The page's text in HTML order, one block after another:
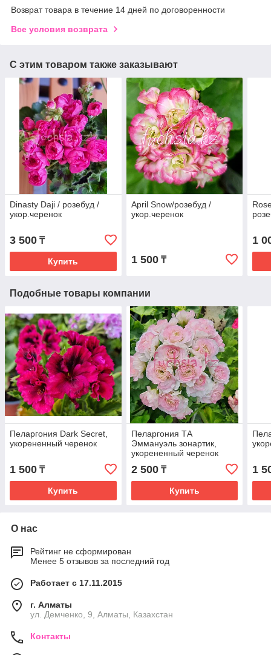
Возврат товара в течение 14 дней по договоренности
Все условия возврата
С этим товаром также заказывают
Dinasty Daji / розебуд /
укор.черенок
3 500 ₸
Купить
April Snow/розебуд /
укор.черенок
1 500₸
1
Подобные товары компании
Пеларгония Dark Secret,
укорененный черенок
1 500 ₸
Купить
Пеларгония ТА
Эммануэль зонартик,
укорененный черенок
2 500₸
Купить
1
О нас
Рейтинг не сформирован
Менее 5 отзывов за последний год
Работает с 17.11.2015
г. Алматы
ул. Демченко, 9, Алматы, Казахстан
Контакты